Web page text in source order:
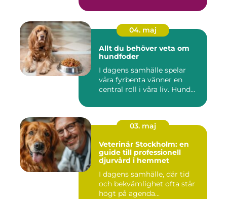
04. maj
Allt du behöver veta om
hundfoder
I dagens samhälle spelar
våra fyrbenta vänner en
central roll i våra liv. Hund...
03. maj
Veterinär Stockholm: en
guide till professionell
djurvård i hemmet
I dagens samhälle, där tid
och bekvämlighet ofta står
högt på agenda...